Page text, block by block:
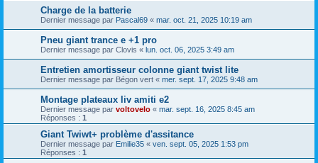
Charge de la batterie
Dernier message par Pascal69 « mar. oct. 21, 2025 10:19 am
Pneu giant trance e +1 pro
Dernier message par Clovis « lun. oct. 06, 2025 3:49 am
Entretien amortisseur colonne giant twist lite
Dernier message par Bégon vert « mer. sept. 17, 2025 9:48 am
Montage plateaux liv amiti e2
Dernier message par voltovelo « mar. sept. 16, 2025 8:45 am
Réponses : 1
Giant Twiwt+ problème d'assitance
Dernier message par Emilie35 « ven. sept. 05, 2025 1:53 pm
Réponses : 1